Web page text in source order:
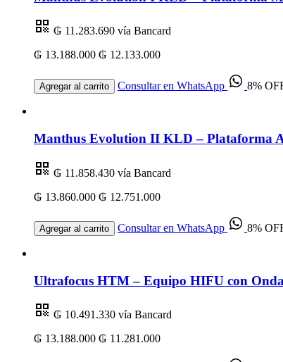
₲ 11.283.690 vía Bancard
₲ 13.188.000 ₲ 12.133.000
Agregar al carrito Consultar en WhatsApp 8%
Manthus Evolution II KLD – Plataforma
₲ 11.858.430 vía Bancard
₲ 13.860.000 ₲ 12.751.000
Agregar al carrito Consultar en WhatsApp 8%
Ultrafocus HTM – Equipo HIFU con
₲ 10.491.330 vía Bancard
₲ 13.188.000 ₲ 11.281.000